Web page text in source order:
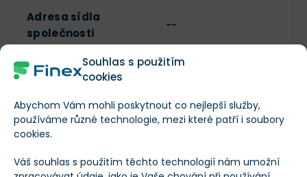
Souhlas s použitím
cookies
Abychom Vám mohli poskytnout co nejlepší služby,
používáme různé technologie, mezi které patří i soubory
cookies.
Váš souhlas s použitím těchto technologií nám umožní
Adresa sídla
společnosti
--
Datum IPO
Sektor
Informační